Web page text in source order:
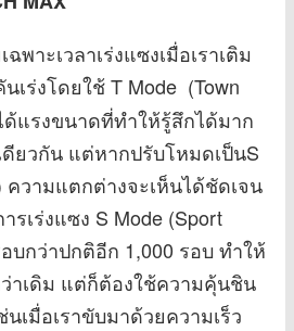
พาะเวลาเร่งแซงเมื่อเราเติม
เร่งโดยใช้ T Mode (Town
ด้แรงขนาดที่ทำให้รู้สึกได้มาก
ยวกัน แต่หากปรับโหมดเป็นS
ความแตกต่างจะเห็นได้ชัดเจน
เร่งแซง S Mode (Sport
บกว่าปกติอีก 1,000 รอบ ทำให้
าเดิม แต่ก็ต้องใช้ความคุ้นชิน
เมื่อเราขับมาด้วยความเร็ว